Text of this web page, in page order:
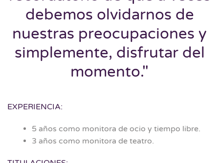
debemos olvidarnos de
nuestras preocupaciones y
simplemente, disfrutar del
momento."
EXPERIENCIA:
5 años como monitora de ocio y tiempo libre.
3 años como monitora de teatro.